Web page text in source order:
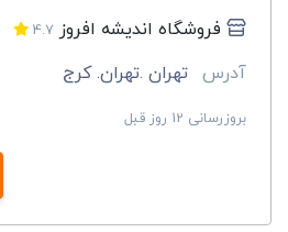
فروشگاه اندیشه افروز 4.7
آدرس تهران .تهران. کرج
بروزرسانی 12 روز قبل